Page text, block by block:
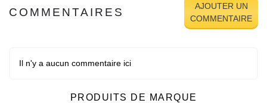
COMMENTAIRES
AJOUTER UN
COMMENTAIRE
Il n'y a aucun commentaire ici
PRODUITS DE MARQUE